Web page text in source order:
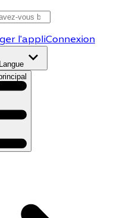
l'appliConnexion
Langue